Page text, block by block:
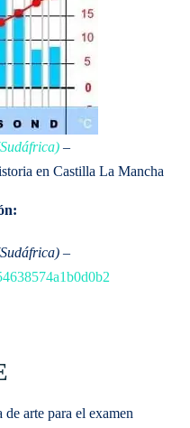
–
en Castilla La Mancha
–
arte para el examen